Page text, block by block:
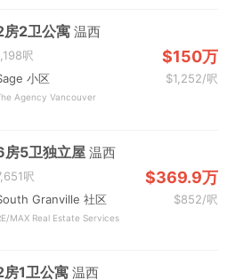
房2卫公寓温西
呎 $150万
小区 $1,252/呎
Agency Vancouver
房5卫独立屋温西
呎 $369.9万
Granville 社区 $852/呎
MAX Real Estate Services
房1卫公寓温西